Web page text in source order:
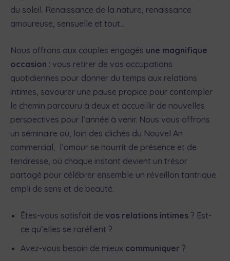
du soleil. Renaissance de la nature, renaissance
amoureuse, sensuelle et tout…
Nous offrons aux couples engagés une magnifique
occasion : vous retirer de vos occupations
quotidiennes pour donner du temps aux relations
intimes, savourer une pause propice pour contempler
le chemin parcouru à deux et accueillir de nouvelles
perspectives pour l’année à venir. Nous vous offrons
un séminaire où, loin des clichés du Nouvel An
commercial, l’amour se nourrit de présence et de
tendresse, où chaque instant devient un trésor
partagé pour célébrer ensemble un réveillon tantrique
empli de sens et de beauté.
Êtes-vous satisfait de vos relations intimes ? Est-
ce qu’elles se raréfient ?
Avez-vous besoin de mieux communiquer ?